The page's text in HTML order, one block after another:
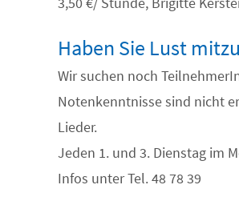
Haben Sie Lust
Wir suchen noch
Notenkenntnisse sind nicht
Lieder.
Jeden 1. und 3. Dienstag im
Infos unter Tel. 48 78 39